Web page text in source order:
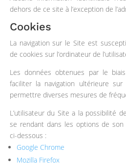
dehors de ce site à l’exception de
Cookies
La navigation sur le Site est
de cookies sur l’ordinateur de
Les données obtenues par le
faciliter la navigation ultérieure
permettre diverses mesures de
L’utilisateur du Site a la possibilité
se rendant dans les options de son
ci-dessous :
Google Chrome
Mozilla Firefox